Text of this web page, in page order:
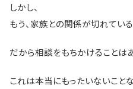
しかし、
もう、家族との関係が切れている
だから相談をもちかけることは
これは本当にもったいないこと